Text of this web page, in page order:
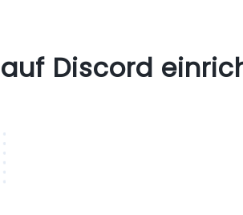
Discord